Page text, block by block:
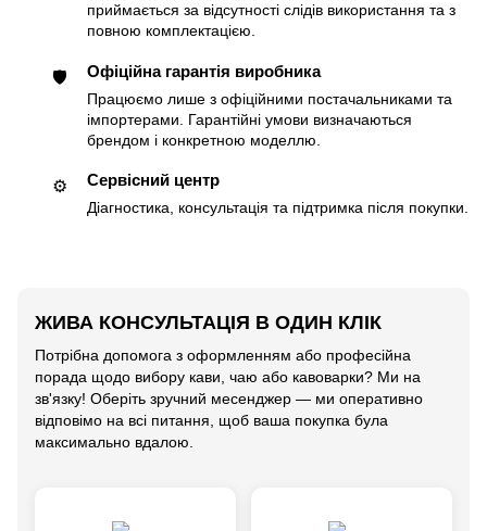
приймається за відсутності слідів використання та з
повною комплектацією.
🛡 Офіційна гарантія виробника
Працюємо лише з офіційними постачальниками та
імпортерами. Гарантійні умови визначаються
брендом і конкретною моделлю.
⚙️ Сервісний центр
Діагностика, консультація та підтримка після покупки.
ЖИВА КОНСУЛЬТАЦІЯ В ОДИН КЛІК
Потрібна допомога з оформленням або професійна
порада щодо вибору кави, чаю або кавоварки? Ми на
зв'язку! Оберіть зручний месенджер — ми оперативно
відповімо на всі питання, щоб ваша покупка була
максимально вдалою.